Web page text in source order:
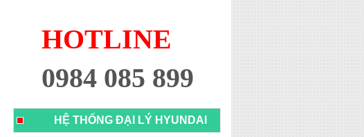
HOTLINE
0984 085 899
HỆ THỐNG ĐẠI LÝ HYUNDAI